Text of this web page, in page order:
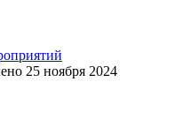
25 ноября 2024